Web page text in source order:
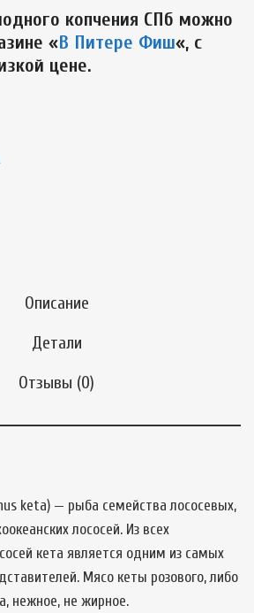
копчения СПб можно
«В Питере Фиш«, с
цене.
Описание
Детали
Отзывы (0)
keta) — рыба семейства лососевых,
лососей. Из всех
кета является одним из самых
Мясо кеты розового, либо
нежное, не жирное.